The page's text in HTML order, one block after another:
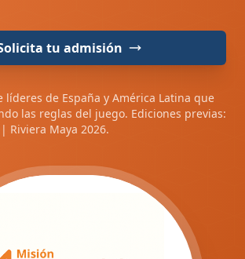
tu admisión
líderes de España y América Latina que
las reglas del juego. Ediciones previas:
Riviera Maya 2026.